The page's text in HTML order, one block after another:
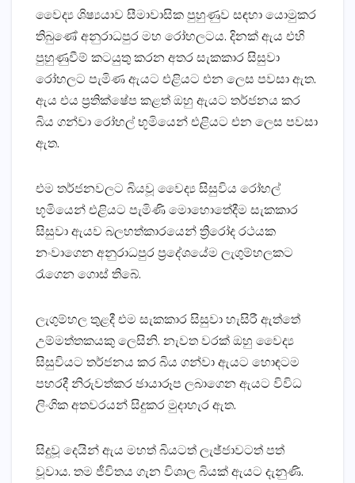
වෛද්‍ය ශිෂ්‍යයාව සීමාවාසික පුහුණුව සඳහා යොමුකර
තිබුණේ අනුරාධපුර මහ රෝහලටය. දිනක්‌ ඇය එහි
පුහුණුවීම් කටයුතු කරන අතර සැකකාර සිසුවා
රෝහලට පැමිණ ඇයට එළියට එන ලෙස පවසා ඇත.
ඇය එය ප්‍රතික්‌ෂේප කළත් ඔහු ඇයට තර්ජනය කර
බිය ගන්වා රෝහල් භූමියෙන් එළියට එන ලෙස පවසා
ඇත.
එම තර්ජනවලට බියවූ වෛද්‍ය සිසුවිය රෝහල්
භූමියෙන් එළියට පැමිණි මොහොතේදීම සැකකාර
සිසුවා ඇයව බලහත්කාරයෙන් ත්‍රිරෝද රථයක
නංවාගෙන අනුරාධපුර ප්‍රදේශයේම ලැගුම්හලකට
රැගෙන ගොස්‌ තිබේ.
ලැගුම්හල තුළදී එම සැකකාර සිසුවා හැසිරී ඇත්තේ
උම්මත්තකයකු ලෙසිනි. නැවත වරක්‌ ඔහු වෛද්‍ය
සිසුවියට තර්ජනය කර බිය ගන්වා ඇයට හොඳටම
පහරදී නිරුවත්කර ඡායාරූප ලබාගෙන ඇයට විවිධ
ලිංගික අතවරයන් සිදුකර මුදාහැර ඇත.
සිදුවූ දෙයින් ඇය මහත් බියටත් ලැඡ්ජාවටත් පත්
වූවාය. තම ජීවිතය ගැන විශාල බියක්‌ ඇයට දැනුණි.